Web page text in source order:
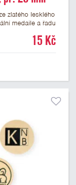
zlatého lesklého
medaile a řadu
text dle vašeho
15 Kč